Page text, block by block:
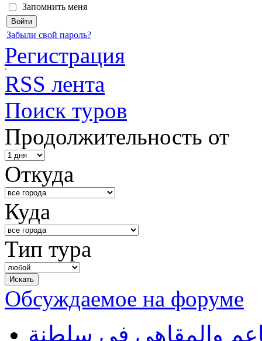
Запомнить меня
Забыли свой пароль?
Регистрация
RSS лента
Поиск туров
Продолжительность от
Откуда
Куда
Тип тура
Обсуждаемое на форуме
والمقاهي في سلطنة